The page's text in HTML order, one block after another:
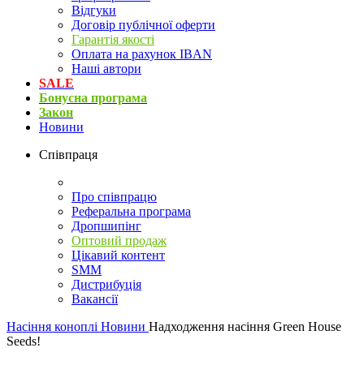
Відгуки
Договір публічної оферти
Гарантія якості
Оплата на рахунок IBAN
Наші автори
SALE
Бонусна програма
Закон
Новини
Співпраця
Про співпрацю
Реферальна програма
Дропшипінг
Оптовий продаж
Цікавий контент
SMM
Дистрибуція
Вакансії
Насіння коноплі Новини Надходження насіння Green House
Seeds!